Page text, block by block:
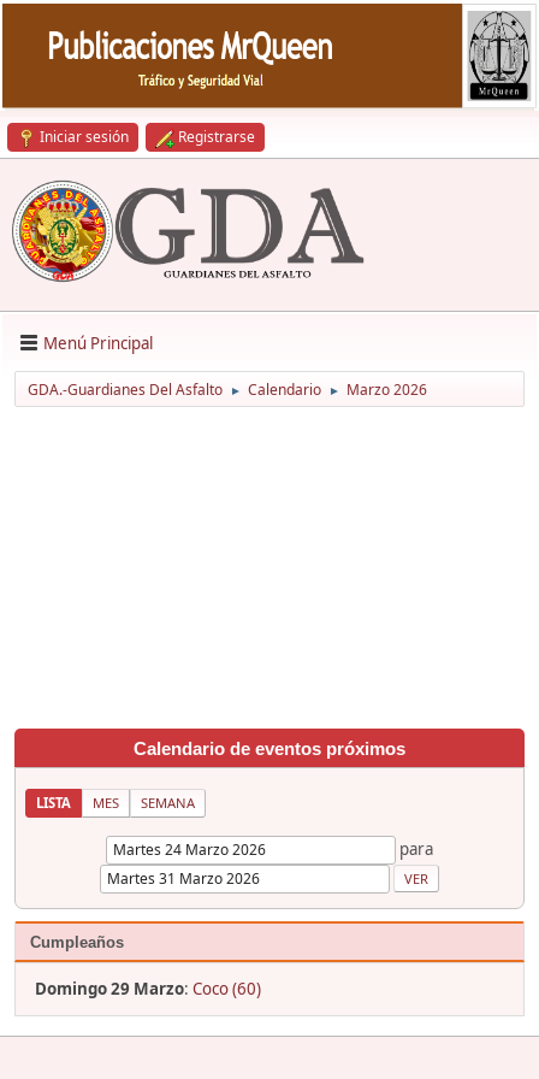
Iniciar sesión Registrarse
Menú Principal
GDA.-Guardianes Del Asfalto ► Calendario ► Marzo 2026
Calendario de eventos próximos
LISTA MES SEMANA
para
Cumpleaños
Domingo 29 Marzo: Coco (60)